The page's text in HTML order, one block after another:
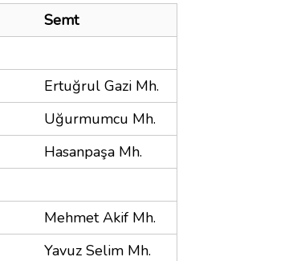
Semt
Ertuğrul Gazi Mh.
Uğurmumcu Mh.
Hasanpaşa Mh.
Mehmet Akif Mh.
Yavuz Selim Mh.